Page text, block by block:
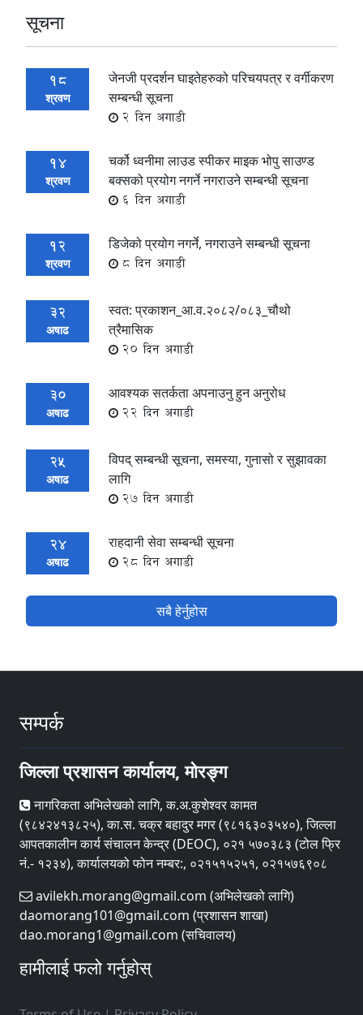
सूचना
18
श्रवण
जेनजी प्रदर्शन घाइतेहरुको परिचयपत्र र वर्गीकरण
सम्बन्धी सूचना
2 दिन अगाडी
14
श्रवण
चर्को ध्वनीमा लाउड स्पीकर माइक भोपु साउण्ड
बक्सको प्रयोग नगर्ने नगराउने सम्बन्धी सूचना
6 दिन अगाडी
12
श्रवण
डिजेको प्रयोग नगर्ने, नगराउने सम्बन्धी सूचना
8 दिन अगाडी
32
अषाढ
स्वत: प्रकाशन_आ.व.२०८२/०८३_चौथो
त्रैमासिक
20 दिन अगाडी
30
अषाढ
आवश्यक सतर्कता अपनाउनु हुन अनुरोध
22 दिन अगाडी
25
अषाढ
विपद् सम्बन्धी सूचना, समस्या, गुनासो र सुझावका
लागि
27 दिन अगाडी
24
अषाढ
राहदानी सेवा सम्बन्धी सूचना
28 दिन अगाडी
सबै हेर्नुहोस
सम्पर्क
जिल्ला प्रशासन कार्यालय, मोरङ्ग
नागरिकता अभिलेखको लागि, क.अ.कुशेश्वर कामत
(९८४२४१३८२५), का.स. चक्र बहादुर मगर (९८१६३०३५४०), जिल्ला
आपतकालीन कार्य संचालन केन्द्र (DEOC), ०२१ ५७०३८३ (टोल फ्रि
नं.- १२३४), कार्यालयको फोन नम्बर:, ०२१५१५२५१, ०२१५७६९०८
avilekh.morang@gmail.com (अभिलेखको लागि)
daomorang101@gmail.com (प्रशासन शाखा)
dao.morang1@gmail.com (सचिवालय)
हामीलाई फलो गर्नुहोस्